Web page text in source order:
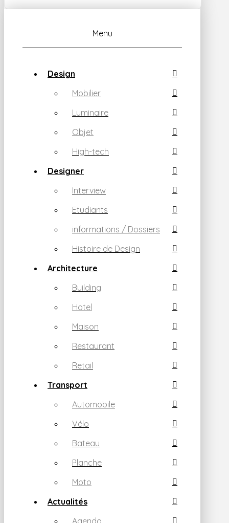
Menu
Design
Mobilier
Luminaire
Objet
High-tech
Designer
Interview
Etudiants
informations / Dossiers
Histoire de Design
Architecture
Building
Hotel
Maison
Restaurant
Retail
Transport
Automobile
Vélo
Bateau
Planche
Moto
Actualités